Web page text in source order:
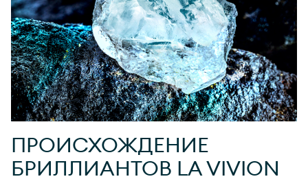
ПРОИСХОЖДЕНИЕ
БРИЛЛИАНТОВ LA VIVION